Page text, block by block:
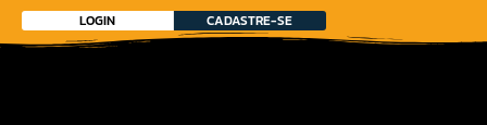
LOGIN CADASTRE-SE